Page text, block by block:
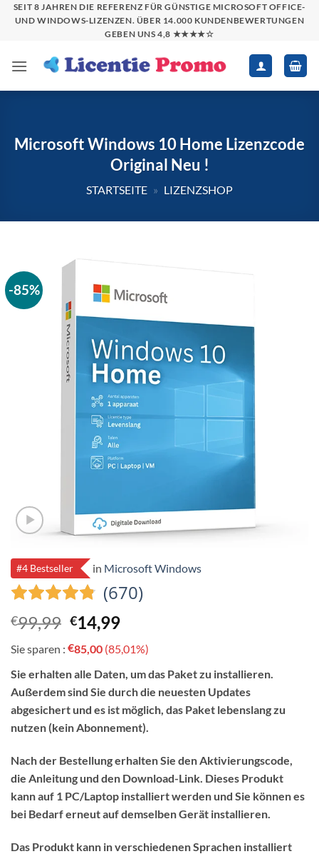
Zum
Inhalt
SEIT 8 JAHREN DIE REFERENZ FÜR GÜNSTIGE MICROSOFT OFFICE-
UND WINDOWS-LIZENZEN. ÜBER 14.000 KUNDENBEWERTUNGEN
GEBEN UNS 4,8 ★★★★☆
Microsoft Windows 10 Home Lizenzcode
Original Neu !
STARTSEITE » LIZENZSHOP
-85%
#4 Bestseller in Microsoft Windows
(670)
€99,99 Ursprünglicher
Preis
war:
€99,99.
€14,99Aktueller
Preis
ist:
€14,99.
Sie sparen : €85,00 (85,01%)
Sie erhalten alle Daten, um das Paket zu installieren.
Außerdem sind Sie durch die neuesten Updates
abgesichert und es ist möglich, das Paket lebenslang zu
nutzen (kein Abonnement).
Nach der Bestellung erhalten Sie den Aktivierungscode,
die Anleitung und den Download-Link. Dieses Produkt
kann auf 1 PC/Laptop installiert werden und Sie können es
bei Bedarf erneut auf demselben Gerät installieren.
Das Produkt kann in verschiedenen Sprachen installiert